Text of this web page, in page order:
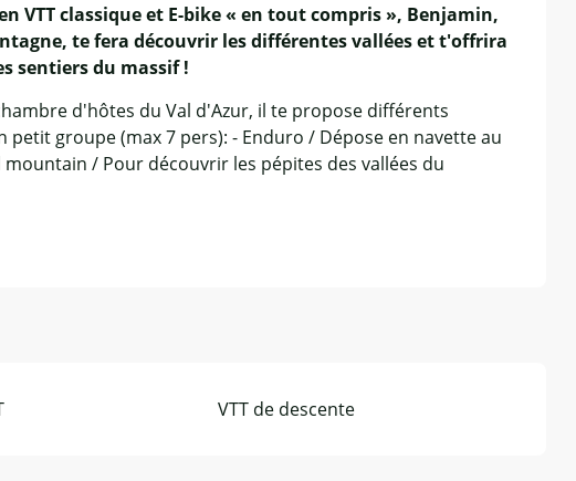
VTT classique et E-bike « en tout compris », Benjamin,
te fera découvrir les différentes vallées et t'offrira
sentiers du massif !
d'hôtes du Val d'Azur, il te propose différents
petit groupe (max 7 pers): - Enduro / Dépose en navette au
mountain / Pour découvrir les pépites des vallées du
VTT de descente